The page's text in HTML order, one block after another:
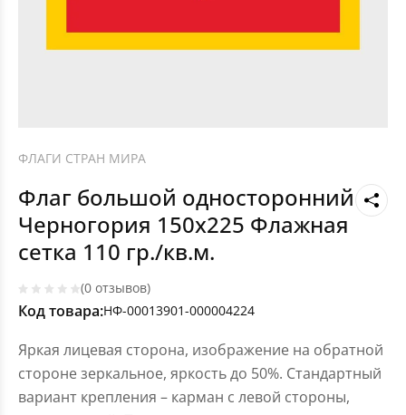
ФЛАГИ СТРАН МИРА
Флаг большой односторонний
Черногория 150х225 Флажная
сетка 110 гр./кв.м.
(0 отзывов)
Код товара:НФ-00013901-000004224
Яркая лицевая сторона, изображение на обратной
стороне зеркальное, яркость до 50%. Стандартный
вариант крепления – карман с левой стороны,